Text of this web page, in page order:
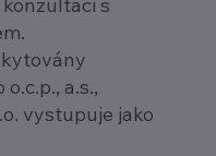
s
a.s.,
vystupuje jako